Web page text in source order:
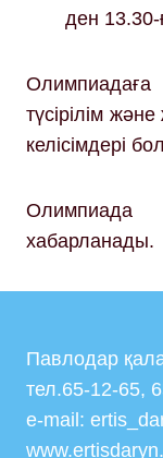
ден 13.30-
түсірілім
келісімдері
хабарланады.
Павлодар
тел.65-12-65,
e-mail: